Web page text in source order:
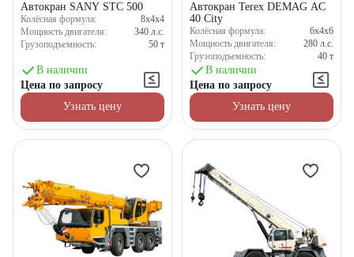
Автокран SANY STC 500
Колёсная формула:
8x4x4
Мощность двигателя:
340 л.с.
Грузоподъемность:
50 т
В наличии
Цена по запросу
Узнать цену
Автокран Terex DEMAG AC
40 City
Колёсная формула:
6x4x6
Мощность двигателя:
280 л.с.
Грузоподъемность:
40 т
В наличии
Цена по запросу
Узнать цену